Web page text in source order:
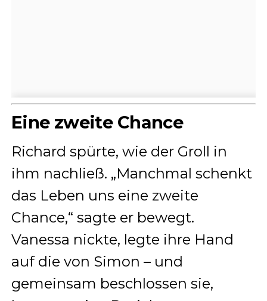
Eine zweite Chance
Richard spürte, wie der Groll in
ihm nachließ. „Manchmal schenkt
das Leben uns eine zweite
Chance,“ sagte er bewegt.
Vanessa nickte, legte ihre Hand
auf die von Simon – und
gemeinsam beschlossen sie,